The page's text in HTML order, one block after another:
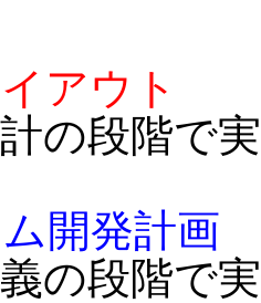
アウト
の段階で
開発計画
の段階で